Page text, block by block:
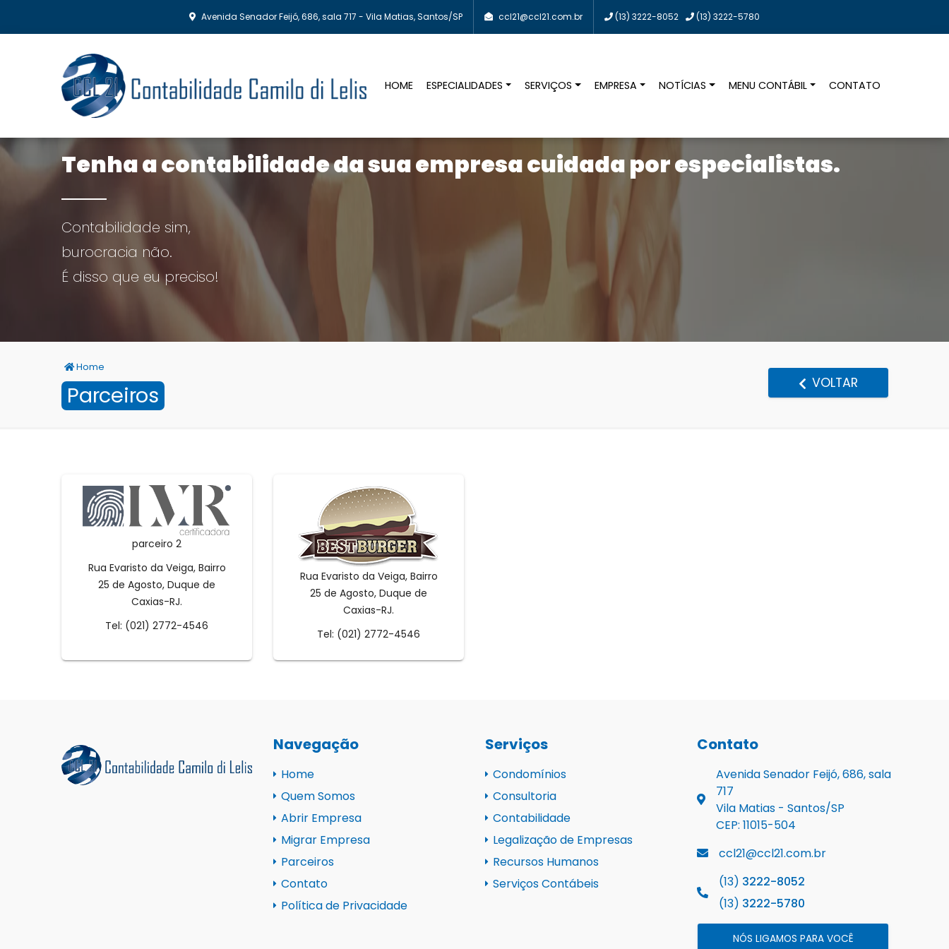
Avenida Senador Feijó, 686, sala 717 - Vila Matias, Santos/SP ccl21@ccl21.com.br (13) 3222-8052 (13) 3222-5780
HOME ESPECIALIDADES SERVIÇOS EMPRESA NOTÍCIAS MENU CONTÁBIL CONTATO
Tenha a contabilidade da sua empresa cuidada por especialistas.
Contabilidade sim,
burocracia não.
É disso que eu preciso!
Home
Parceiros VOLTAR
parceiro 2
Rua Evaristo da Veiga, Bairro
25 de Agosto, Duque de
Caxias-RJ.
Tel: (021) 2772-4546
Rua Evaristo da Veiga, Bairro
25 de Agosto, Duque de
Caxias-RJ.
Tel: (021) 2772-4546
Navegação
Home
Quem Somos
Abrir Empresa
Migrar Empresa
Parceiros
Contato
Política de Privacidade
Serviços
Condomínios
Consultoria
Contabilidade
Legalização de Empresas
Recursos Humanos
Serviços Contábeis
Contato
Avenida Senador Feijó, 686, sala
717
Vila Matias - Santos/SP
CEP: 11015-504
ccl21@ccl21.com.br
(13) 3222-8052
(13) 3222-5780
NÓS LIGAMOS PARA VOCÊ